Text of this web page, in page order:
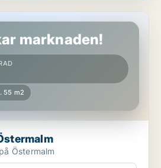
marknaden!
55 m2
Östermalm